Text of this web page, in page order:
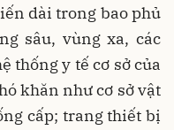
dài trong bao phủ
sâu, vùng xa, các
thống y tế cơ sở của
khăn như cơ sở vật
cấp; trang thiết bị